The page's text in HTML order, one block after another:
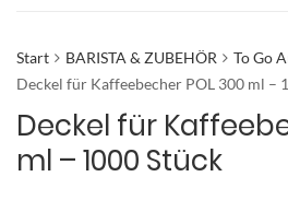
Start BARISTA & ZUBEHÖR To Go
Deckel für Kaffeebecher POL 300 ml –
Deckel für
ml – 1000 Stück